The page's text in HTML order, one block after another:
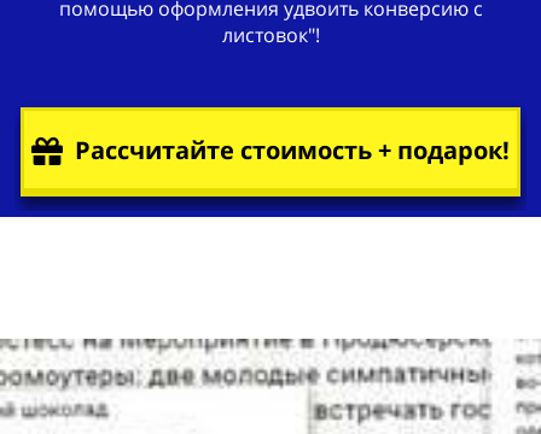
помощью оформления удвоить конверсию с
листовок"!
Рассчитайте стоимость + подарок!